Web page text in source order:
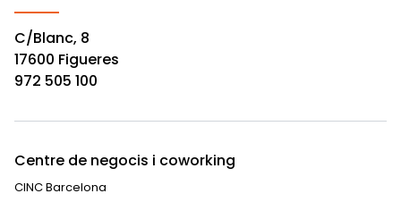
C/Blanc, 8
17600 Figueres
972 505 100
Centre de negocis i coworking
CINC Barcelona